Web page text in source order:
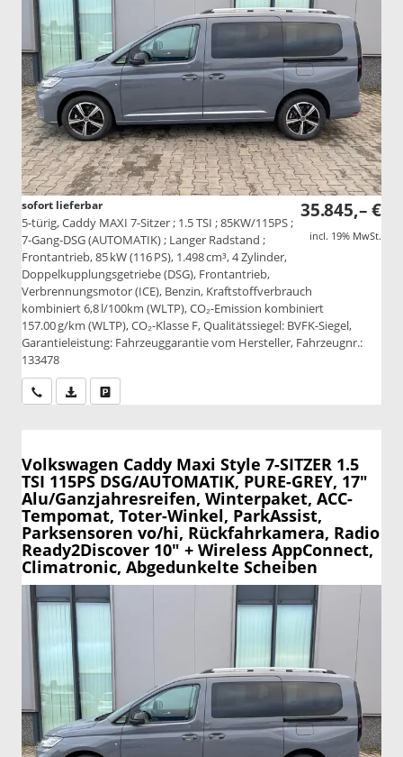
35.845,– €
incl. 19% MwSt.
sofort lieferbar
5-türig, Caddy MAXI 7-Sitzer ; 1.5 TSI ; 85KW/115PS ;
7-Gang-DSG (AUTOMATIK) ; Langer Radstand ;
Frontantrieb, 85 kW (116 PS), 1.498 cm³, 4 Zylinder,
Doppelkupplungsgetriebe (DSG), Frontantrieb,
Verbrennungsmotor (ICE), Benzin, Kraftstoffverbrauch
kombiniert 6,8 l/100km (WLTP), CO₂-Emission kombiniert
157.00 g/km (WLTP), CO₂-Klasse F, Qualitätssiegel: BVFK-Siegel,
Garantieleistung: Fahrzeuggarantie vom Hersteller, Fahrzeugnr.:
133478
Wir rufen Sie anPDF-Datei, Fahrzeugexposé drucken
Volkswagen Caddy Maxi Style 7-SITZER 1.5
TSI 115PS DSG/AUTOMATIK, PURE-GREY, 17"
Alu/Ganzjahresreifen, Winterpaket, ACC-
Tempomat, Toter-Winkel, ParkAssist,
Parksensoren vo/hi, Rückfahrkamera, Radio
Ready2Discover 10" + Wireless AppConnect,
Climatronic, Abgedunkelte Scheiben